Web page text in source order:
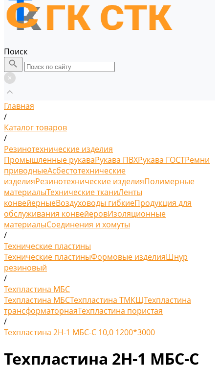
Поиск
Главная
/
Каталог товаров
/
Резинотехнические изделия
Промышленные рукаваРукава ПВХРукава ГОСТРемни
приводныеАсбестотехнические
изделияРезинотехнические изделияПолимерные
материалыТехнические тканиЛенты
конвейерныеВоздуховоды гибкиеПродукция для
обслуживания конвейеровИзоляционные
материалыСоединения и хомуты
/
Технические пластины
Технические пластиныФормовые изделияШнур
резиновый
/
Техпластина МБС
Техпластина МБСТехпластина ТМКЩТехпластина
трансформаторнаяТехпластина пористая
/
Техпластина 2Н-1 МБС-С 10,0 1200*3000
Техпластина 2Н-1 МБС-С